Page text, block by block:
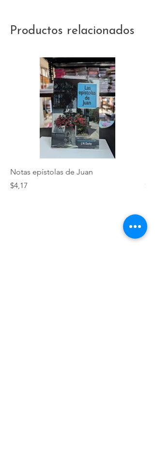
Productos relacionados
Notas epístolas de Juan
Precio
$4,17